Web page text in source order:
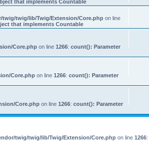
that implements Countable
twig/twig/lib/Twig/Extension/Core.phpon line
that implements Countable
Core.phpon line 1266: count(): Parameter
Core.phpon line 1266: count(): Parameter
Core.phpon line 1266: count(): Parameter
twig/twig/lib/Twig/Extension/Core.php on line 1266: